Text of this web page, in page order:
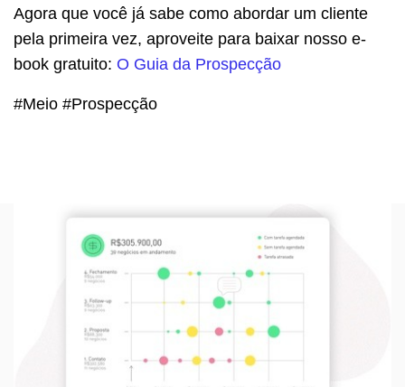
Agora que você já sabe como abordar um cliente
pela primeira vez, aproveite para baixar nosso e-
book gratuito: O Guia da Prospecção
#Meio #Prospecção